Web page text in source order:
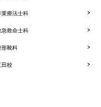
業療法士科
急救命士科
形靴科
田校